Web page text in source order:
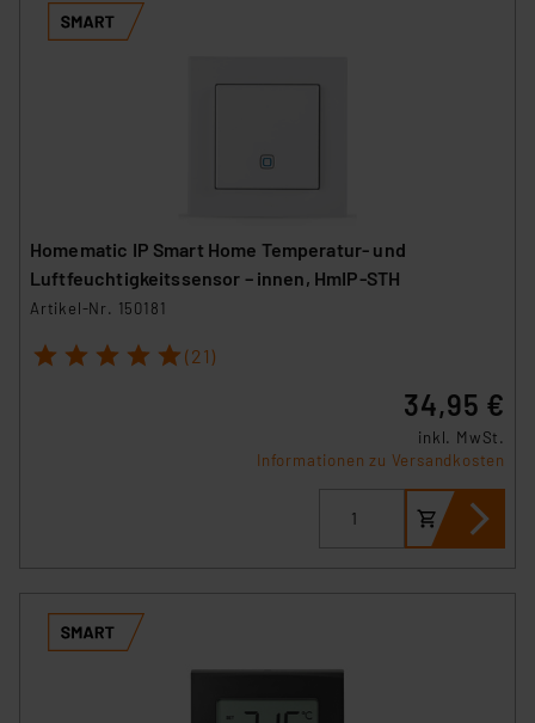
Homematic IP Smart Home Temperatur- und
Luftfeuchtigkeitssensor – innen, HmIP-STH
Artikel-Nr. 150181
1 2 3 4 5 (21)
34,95 €
inkl. MwSt.
Informationen zu Versandkosten